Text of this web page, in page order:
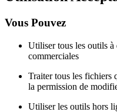
Vous Pouvez
Utiliser tous les outils à
commerciales
Traiter tous les fichiers
la permission de
Utiliser les outils hors